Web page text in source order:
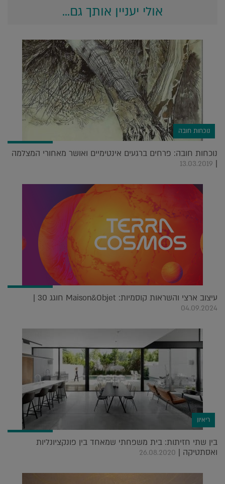
אולי יעניין אותך גם...
נוכחות חובה
נוכחות חובה: פרחים ברגעים אינטימיים ואושר מאחורי המצלמה
|
13.03.2019
עיצוב ארצי והשראות קוסמיות: Maison&Objet חוגג 30 |
04.09.2024
ריאיון
בין שתי חזיתות: בית משפחתי שמאחד בין פונקציונליות
ואסתטיקה | 26.08.2020